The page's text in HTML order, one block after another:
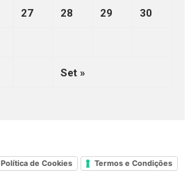
27 28 29 30
Set »
Política de Cookies Termos e Condições